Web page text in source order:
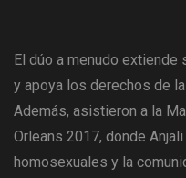
El dúo a menudo
y apoya los derechos de
Además, asistieron a la
Orleans 2017, donde
homosexuales y la